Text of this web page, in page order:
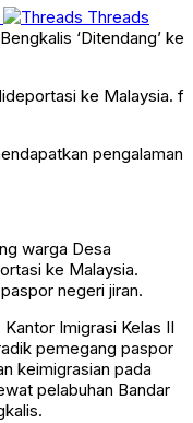
Threads
ke Malaysia. f
pengalaman
warga Desa
ke Malaysia.
negeri jiran.
Imigrasi Kelas II
pemegang paspor
keimigrasian pada
pelabuhan Bandar